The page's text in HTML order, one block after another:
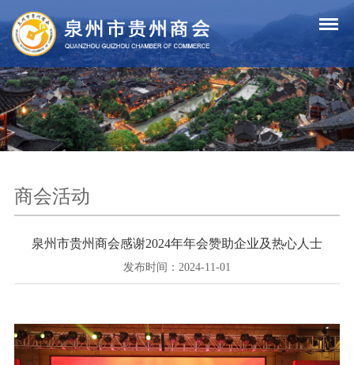
商会活动
泉州市贵州商会感谢2024年年会赞助企业及热心人士
发布时间：2024-11-01